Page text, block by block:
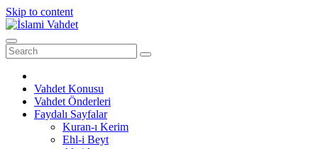
Skip to content
Vahdet Konusu
Vahdet Önderleri
Faydalı Sayfalar
Kuran-ı Kerim
Ehl-i Beyt